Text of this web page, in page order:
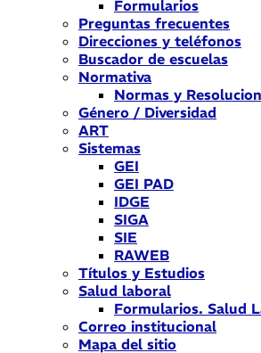
Formularios
Preguntas frecuentes
Direcciones y teléfonos
Buscador de escuelas
Normativa
Normas y
Género / Diversidad
ART
Sistemas
GEI
GEI PAD
IDGE
SIGA
SIE
RAWEB
Títulos y Estudios
Salud laboral
Formularios. Salud
Correo institucional
Mapa del sitio